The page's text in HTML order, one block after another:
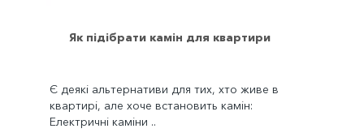
Як підібрати камін для квартири
Є деякі альтернативи для тих, хто живе в
квартирі, але хоче встановить камін:
Електричні каміни ..